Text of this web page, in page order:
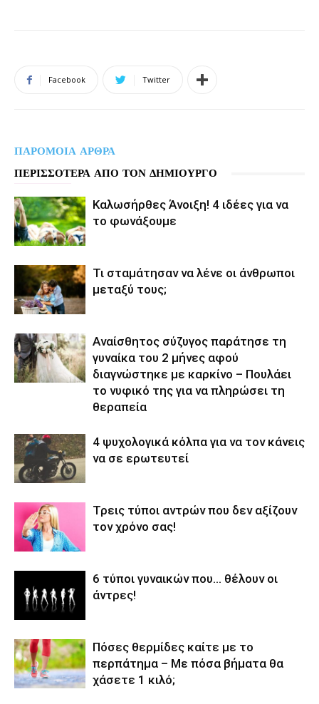
Facebook Twitter
ΠΑΡΟΜΟΙΑ ΑΡΘΡΑ
ΠΕΡΙΣΣΟΤΕΡΑ ΑΠΟ ΤΟΝ ΔΗΜΙΟΥΡΓΟ
Καλωσήρθες Άνοιξη! 4 ιδέες για να
το φωνάξουμε
Τι σταμάτησαν να λένε οι άνθρωποι
μεταξύ τους;
Αναίσθητος σύζυγος παράτησε τη
γυναίκα του 2 μήνες αφού
διαγνώστηκε με καρκίνο – Πουλάει
το νυφικό της για να πληρώσει τη
θεραπεία
4 ψυχολογικά κόλπα για να τον κάνεις
να σε ερωτευτεί
Τρεις τύποι αντρών που δεν αξίζουν
τον χρόνο σας!
6 τύποι γυναικών που… θέλουν οι
άντρες!
Πόσες θερμίδες καίτε με το
περπάτημα – Με πόσα βήματα θα
χάσετε 1 κιλό;